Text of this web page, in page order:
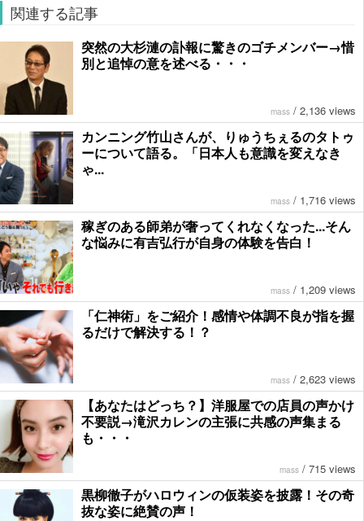
関連する記事
突然の大杉漣の訃報に驚きのゴチメンバー→惜
別と追悼の意を述べる・・・
mass / 2,136 views
カンニング竹山さんが、りゅうちぇるのタトゥ
ーについて語る。「日本人も意識を変えなき
ゃ...
mass / 1,716 views
稼ぎのある師弟が奢ってくれなくなった...そん
な悩みに有吉弘行が自身の体験を告白！
mass / 1,209 views
「仁神術」をご紹介！感情や体調不良が指を握
るだけで解決する！？
mass / 2,623 views
【あなたはどっち？】洋服屋での店員の声かけ
不要説→滝沢カレンの主張に共感の声集まる
も・・・
mass / 715 views
黒柳徹子がハロウィンの仮装姿を披露！その奇
抜な姿に絶賛の声！